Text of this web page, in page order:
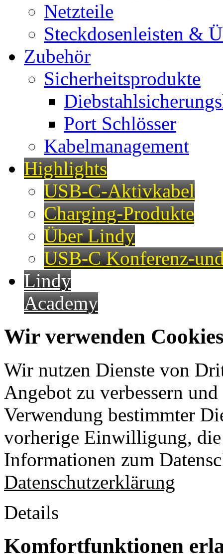
Netzteile
Steckdosenleisten &
Zubehör
Sicherheitsprodukte
Port Schlösser
Kabelmanagement
Highlights
USB-C-Aktivkabel
Charging-Produkte
Über Lindy
USB-C Konferenz-
Lindy
Academy
Wir verwenden
Wir nutzen Dienste von
Angebot zu verbessern
Verwendung bestimmter
vorherige Einwilligung,
Informationen zum
Datenschutzerklärung
Details
Komfortfunktionen